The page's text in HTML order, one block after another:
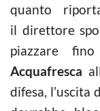
quanto
il direttore
piazzare fino
Acquafresca
difesa, l’uscita